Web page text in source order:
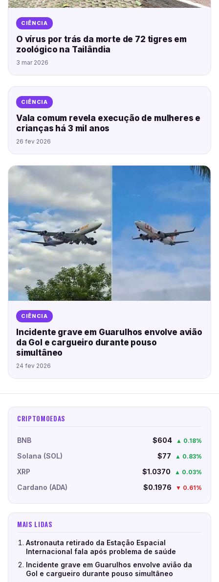
CIÊNCIA
O vírus por trás da morte de 72 tigres em
zoológico na Tailândia
3 mar 2026
CIÊNCIA
Vala comum revela execução de mulheres e
crianças há 3 mil anos
26 fev 2026
CIÊNCIA
Incidente grave em Guarulhos envolve avião
da Gol e cargueiro durante pouso
simultâneo
24 fev 2026
CRIPTOMOEDAS
BNB $604 ▲ 0.18%
Solana (SOL) $77 ▲ 0.83%
XRP $1.0370 ▲ 0.03%
Cardano (ADA) $0.1976 ▼ 0.61%
MAIS LIDAS
Astronauta retirado da Estação Espacial
Internacional fala após problema de saúde
Incidente grave em Guarulhos envolve avião da
Gol e cargueiro durante pouso simultâneo